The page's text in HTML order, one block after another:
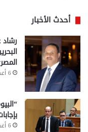
أحدث الأخبار
6 أغسطس، 2026
6 أغسطس، 2026